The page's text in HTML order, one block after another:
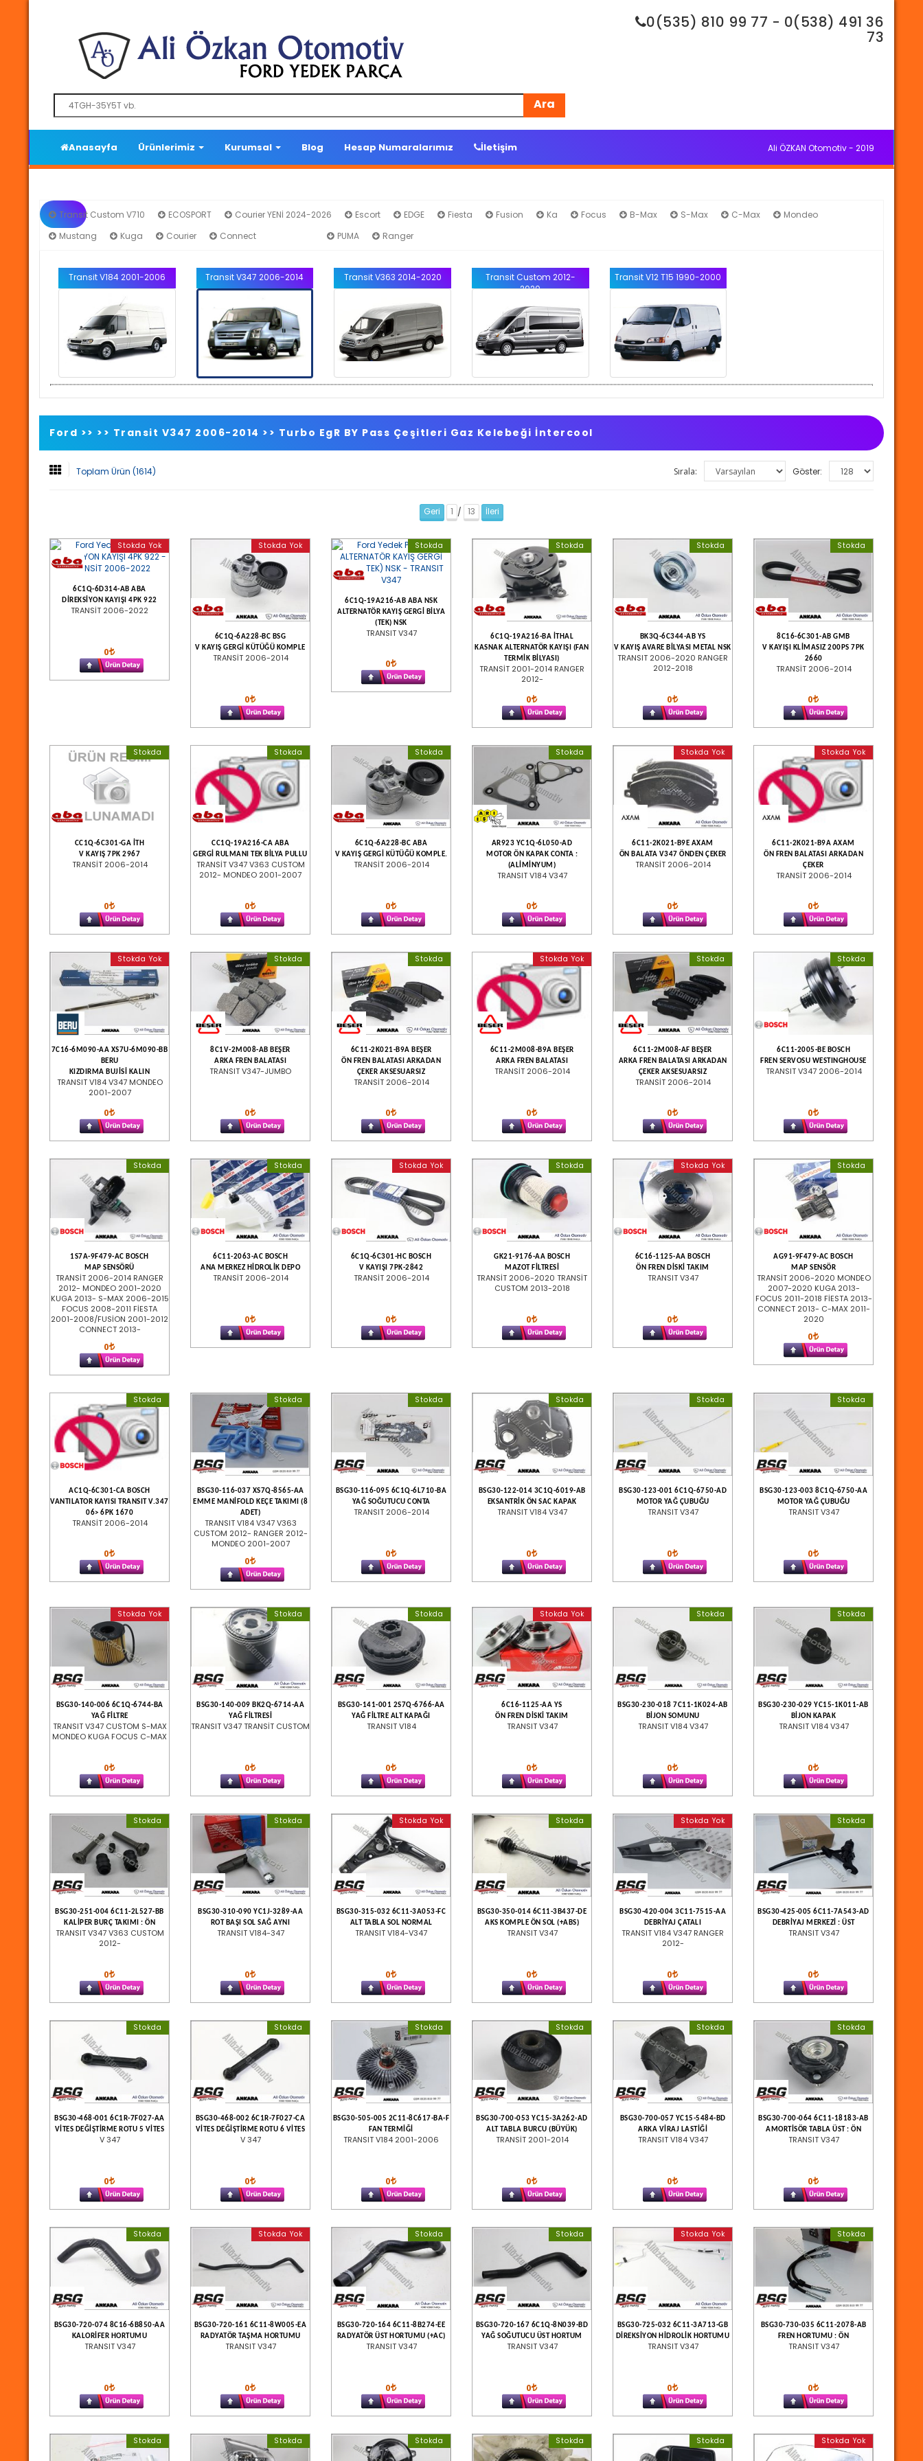
0(535) 810 99 77 - 0(538) 491 36
73
Ara
Anasayfa Ürünlerimiz Kurumsal Blog Hesap Numaralarımız İletişim Ali ÖZKAN Otomotiv - 2019
Transit Custom V710 ECOSPORT Courier YENİ 2024-2026 Escort EDGE Fiesta Fusion Ka Focus B-Max S-Max C-Max
Mondeo
Mustang
Kuga Courier Connect PUMA Ranger
Transit V184 2001-2006 Transit V347 2006-2014 Transit V363 2014-2020
Transit Custom 2012-
2020
Transit V12 T15 1990-2000
Ford >> >> Transit V347 2006-2014 >> Turbo EgR BY Pass Çeşitleri Gaz Kelebeği İntercool
Toplam Ürün (1614) Göster:
Sırala:
Geri 1 / 13 İleri
Stokda Yok
6C1Q-6D314-AB ABA
DİREKSİYON KAYIŞI 4PK 922
TRANSİT 2006-2022
0
Stokda Yok
6C1Q-6A228-BC BSG
V KAYIŞ GERGİ KÜTÜĞÜ KOMPLE
TRANSİT 2006-2014
0
Stokda
6C1Q-19A216-AB ABA NSK
ALTERNATÖR KAYIŞ GERGİ BİLYA
(TEK) NSK
TRANSIT V347
0
Stokda
6C1Q-19A216-BA İTHAL
KASNAK ALTERNATÖR KAYIŞI (FAN
TERMİK BİLYASI)
TRANSİT 2001-2014 RANGER
2012-
0
Stokda
BK3Q-6C344-AB YS
V KAYIŞ AVARE BİLYASI METAL NSK
TRANSIT 2006-2020 RANGER
2012-2018
0
Stokda
8C16-6C301-AB GMB
V KAYIŞI KLİMASIZ 200PS 7PK
2660
TRANSİT 2006-2014
0
Stokda
CC1Q-6C301-GA İTH
V KAYIŞ 7PK 2967
TRANSİT 2006-2014
0
Stokda
CC1Q-19A216-CA ABA
GERGİ RULMANI TEK BİLYA PULLU
TRANSİT V347 V363 CUSTOM
2012- MONDEO 2001-2007
0
Stokda
6C1Q-6A228-BC ABA
V KAYIŞ GERGİ KÜTÜĞÜ KOMPLE.
TRANSİT 2006-2014
0
Stokda
AR923 YC1Q-6L050-AD
MOTOR ÖN KAPAK CONTA :
(ALİMİNYUM)
TRANSIT V184 V347
0
Stokda Yok
6C11-2K021-B9E AXAM
ÖN BALATA V347 ÖNDEN ÇEKER
TRANSİT 2006-2014
0
Stokda Yok
6C11-2K021-B9A AXAM
ÖN FREN BALATASI ARKADAN
ÇEKER
TRANSİT 2006-2014
0
Stokda Yok
7C16-6M090-AA XS7U-6M090-BB
BERU
KIZDIRMA BUJİSİ KALIN
TRANSIT V184 V347 MONDEO
2001-2007
0
Stokda
8C1V-2M008-AB BEŞER
ARKA FREN BALATASI
TRANSIT V347-JUMBO
0
Stokda
6C11-2K021-B9A BEŞER
ÖN FREN BALATASI ARKADAN
ÇEKER AKSESUARSIZ
TRANSİT 2006-2014
0
Stokda Yok
6C11-2M008-B9A BEŞER
ARKA FREN BALATASI
TRANSİT 2006-2014
0
Stokda
6C11-2M008-AF BEŞER
ARKA FREN BALATASI ARKADAN
ÇEKER AKSESUARSIZ
TRANSİT 2006-2014
0
Stokda
6C11-2005-BE BOSCH
FREN SERVOSU WESTINGHOUSE
TRANSIT V347 2006-2014
0
Stokda
1S7A-9F479-AC BOSCH
MAP SENSÖRÜ
TRANSİT 2006-2014 RANGER
2012- MONDEO 2001-2020
KUGA 2013- S-MAX 2006-2015
FOCUS 2008-2011 FİESTA
2001-2008/FUSİON 2001-2012
CONNECT 2013-
0
Stokda
6C11-2063-AC BOSCH
ANA MERKEZ HİDROLİK DEPO
TRANSİT 2006-2014
0
Stokda Yok
6C1Q-6C301-HC BOSCH
V KAYIŞI 7PK-2842
TRANSİT 2006-2014
0
Stokda
GK21-9176-AA BOSCH
MAZOT FİLTRESİ
TRANSİT 2006-2020 TRANSİT
CUSTOM 2013-2018
0
Stokda Yok
6C16-1125-AA BOSCH
ÖN FREN DİSKİ TAKIM
TRANSIT V347
0
Stokda
AG91-9F479-AC BOSCH
MAP SENSÖR
TRANSİT 2006-2020 MONDEO
2007-2020 KUGA 2013-
FOCUS 2011-2018 FİESTA 2013-
CONNECT 2013- C-MAX 2011-
2020
0
Stokda
AC1Q-6C301-CA BOSCH
VANTILATOR KAYISI TRANSIT V.347
06> 6PK 1670
TRANSİT 2006-2014
0
Stokda
BSG30-116-037 XS7Q-8565-AA
EMME MANİFOLD KEÇE TAKIMI (8
ADET)
TRANSIT V184 V347 V363
CUSTOM 2012- RANGER 2012-
MONDEO 2001-2007
0
Stokda
BSG30-116-095 6C1Q-6L710-BA
YAĞ SOĞUTUCU CONTA
TRANSIT 2006-2014
0
Stokda
BSG30-122-014 3C1Q-6019-AB
EKSANTRİK ÖN SAC KAPAK
TRANSIT V184 V347
0
Stokda
BSG30-123-001 6C1Q-6750-AD
MOTOR YAĞ ÇUBUĞU
TRANSIT V347
0
Stokda
BSG30-123-003 8C1Q-6750-AA
MOTOR YAĞ ÇUBUĞU
TRANSIT V347
0
Stokda Yok
BSG30-140-006 6C1Q-6744-BA
YAĞ FİLTRE
TRANSIT V347 CUSTOM S-MAX
MONDEO KUGA FOCUS C-MAX
0
Stokda
BSG30-140-009 BK2Q-6714-AA
YAĞ FİLTRESİ
TRANSIT V347 TRANSİT CUSTOM
0
Stokda
BSG30-141-001 2S7Q-6766-AA
YAĞ FİLTRE ALT KAPAĞI
TRANSIT V184
0
Stokda Yok
6C16-1125-AA YS
ÖN FREN DİSKİ TAKIM
TRANSIT V347
0
Stokda
BSG30-230-018 7C11-1K024-AB
BİJON SOMUNU
TRANSIT V184 V347
0
Stokda
BSG30-230-029 YC15-1K011-AB
BİJON KAPAK
TRANSIT V184 V347
0
Stokda
BSG30-251-004 6C11-2L527-BB
KALİPER BURÇ TAKIMI : ÖN
TRANSIT V347 V363 CUSTOM
2012-
0
Stokda
BSG30-310-090 YC1J-3289-AA
ROT BAŞI SOL SAĞ AYNI
TRANSIT V184-347
0
Stokda Yok
BSG30-315-032 6C11-3A053-FC
ALT TABLA SOL NORMAL
TRANSIT V184-V347
0
Stokda
BSG30-350-014 6C11-3B437-DE
AKS KOMPLE ÖN SOL (+ABS)
TRANSIT V347
0
Stokda Yok
BSG30-420-004 3C11-7515-AA
DEBRİYAJ ÇATALI
TRANSIT V184 V347 RANGER
2012-
0
Stokda
BSG30-425-005 6C11-7A543-AD
DEBRİYAJ MERKEZİ : ÜST
TRANSIT V347
0
Stokda
BSG30-468-001 6C1R-7F027-AA
VİTES DEĞİŞTİRME ROTU 5 VİTES
V 347
0
Stokda
BSG30-468-002 6C1R-7F027-CA
VİTES DEĞİŞTİRME ROTU 6 VİTES
V 347
0
Stokda
BSG30-505-005 2C11-8C617-BA-F
FAN TERMİĞİ
TRANSIT V184 2001-2006
0
Stokda
BSG30-700-053 YC15-3A262-AD
ALT TABLA BURCU (BÜYÜK)
TRANSİT 2001-2014
0
Stokda
BSG30-700-057 YC15-5484-BD
ARKA VİRAJ LASTİĞİ
TRANSIT V184 V347
0
Stokda
BSG30-700-064 6C11-18183-AB
AMORTİSÖR TABLA ÜST : ÖN
TRANSIT V347
0
Stokda
BSG30-720-074 8C16-6B850-AA
KALORİFER HORTUMU
TRANSIT V347
0
Stokda Yok
BSG30-720-161 6C11-8W005-EA
RADYATÖR TAŞMA HORTUMU
TRANSIT V347
0
Stokda
BSG30-720-164 6C11-8B274-EE
RADYATÖR ÜST HORTUMU (+AC)
TRANSIT V347
0
Stokda
BSG30-720-167 6C1Q-8N039-BD
YAĞ SOĞUTUCU ÜST HORTUM
TRANSIT V347
0
Stokda Yok
BSG30-725-032 6C11-3A713-GB
DİREKSİYON HİDROLİK HORTUMU
TRANSIT V347
0
Stokda
BSG30-730-035 6C11-2078-AB
FREN HORTUMU : ÖN
TRANSIT V347
0
Stokda Stokda Stokda Stokda Stokda Stokda Yok